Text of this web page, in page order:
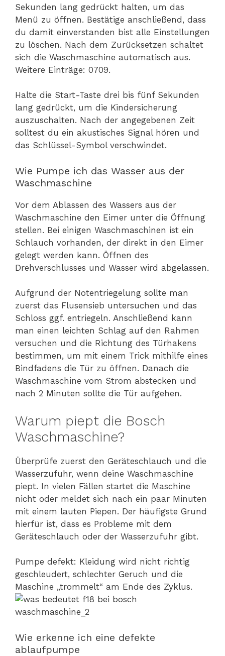
Sekunden lang gedrückt halten, um das
Menü zu öffnen. Bestätige anschließend, dass
du damit einverstanden bist alle Einstellungen
zu löschen. Nach dem Zurücksetzen schaltet
sich die Waschmaschine automatisch aus.
Weitere Einträge: 0709.
Halte die Start-Taste drei bis fünf Sekunden
lang gedrückt, um die Kindersicherung
auszuschalten. Nach der angegebenen Zeit
solltest du ein akustisches Signal hören und
das Schlüssel-Symbol verschwindet.
Wie Pumpe ich das Wasser aus der
Waschmaschine
Vor dem Ablassen des Wassers aus der
Waschmaschine den Eimer unter die Öffnung
stellen. Bei einigen Waschmaschinen ist ein
Schlauch vorhanden, der direkt in den Eimer
gelegt werden kann. Öffnen des
Drehverschlusses und Wasser wird abgelassen.
Aufgrund der Notentriegelung sollte man
zuerst das Flusensieb untersuchen und das
Schloss ggf. entriegeln. Anschließend kann
man einen leichten Schlag auf den Rahmen
versuchen und die Richtung des Türhakens
bestimmen, um mit einem Trick mithilfe eines
Bindfadens die Tür zu öffnen. Danach die
Waschmaschine vom Strom abstecken und
nach 2 Minuten sollte die Tür aufgehen.
Warum piept die Bosch
Waschmaschine?
Überprüfe zuerst den Geräteschlauch und die
Wasserzufuhr, wenn deine Waschmaschine
piept. In vielen Fällen startet die Maschine
nicht oder meldet sich nach ein paar Minuten
mit einem lauten Piepen. Der häufigste Grund
hierfür ist, dass es Probleme mit dem
Geräteschlauch oder der Wasserzufuhr gibt.
Pumpe defekt: Kleidung wird nicht richtig
geschleudert, schlechter Geruch und die
Maschine „trommelt“ am Ende des Zyklus.
Wie erkenne ich eine defekte
ablaufpumpe